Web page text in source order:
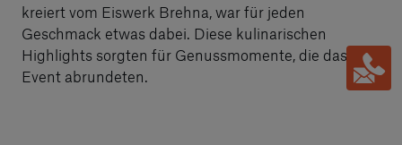
kreiert vom Eiswerk Brehna, war für jeden
Geschmack etwas dabei. Diese kulinarischen
Highlights sorgten für Genussmomente, die das
Event abrundeten.